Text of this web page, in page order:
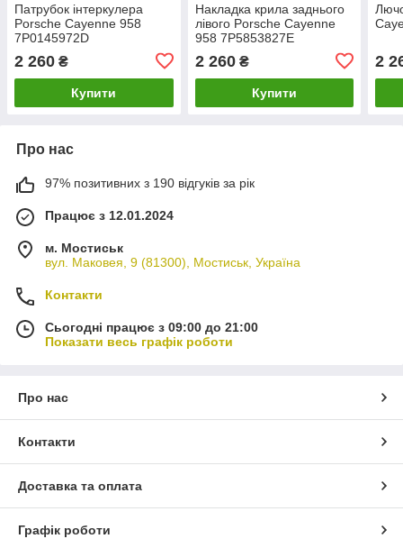
Патрубок інтеркулера
Porsche Cayenne 958
7P0145972D
2 260 ₴
Купити
Накладка крила заднього
лівого Porsche Cayenne
958 7P5853827E
2 260₴
Купити
2
Про нас
97% позитивних з 190 відгуків за рік
Працює з 12.01.2024
м. Мостиськ
вул. Маковея, 9 (81300), Мостиськ, Україна
Контакти
Сьогодні працює з 09:00 до 21:00
Показати весь графік роботи
Про нас
Контакти
Доставка та оплата
Графік роботи